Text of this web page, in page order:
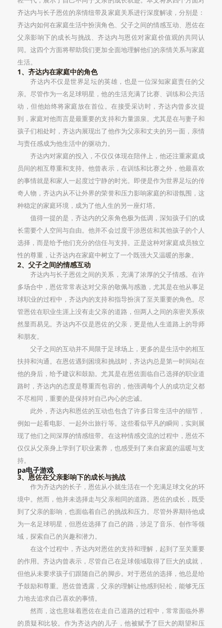
齐达内与长子恩佐的亲情纽带及家庭关系进行深度解读，分别是：
齐达内如何在家庭生活中扮演角色、父子之间的情感互动、恩佐在
父亲影响下的成长与挑战、齐达内与恩佐对家庭价值观的共同认
同。这四个方面将帮助我们更加全面地理解他们的亲情关系与家庭
生活。
1、齐达内在家庭中的角色
齐达内不仅是世界足坛的英雄，也是一位深知家庭责任的父
亲。尽管作为一名足球明星，他的生活充满了比赛、训练和公共活
动，但他始终将家庭放在首位。在接受采访时，齐达内曾多次提
到，家庭对他而言是最重要的支持和力量源泉。尤其是在与妻子和
孩子们相处时，齐达内展现出了他作为父亲和丈夫的另一面，亲情
与责任感成为他生活中的驱动力。
齐达内对家庭的投入，不仅仅体现在陪伴上，他还注重家庭成
员间的相互尊重和支持。他曾表示，在训练和比赛之外，他最喜欢
的事情就是和家人一起度过宁静的时光。即便是作为世界足坛的传
奇人物，齐达内从不让外界的荣誉和压力影响家庭的和谐氛围，这
种稳定的家庭环境，成为了他人生的另一座灯塔。
值得一提的是，齐达内的父亲角色极为低调，深知孩子们的成
长需要个人空间与自由。他并不会过度干涉恩佐和其他孩子的个人
选择，而是给予他们充分的信任与支持。正是这种对家庭成员独立
性的尊重，让齐达内在家庭中树立了一个既强大又温暖的形象。
2、父子之间的情感互动
齐达内与长子恩佐之间的关系，充满了浓厚的父子情感。在许
多场合中，恩佐常常表达对父亲的敬佩与感激，尤其是在他从事足
球职业的过程中，齐达内的支持和指导扮演了至关重要的角色。尽
管恩佐在职业生涯上没有走父亲的道路，但两人之间的亲密关系依
然显而易见。齐达内不仅是恩佐的父亲，更是他人生道路上的导师
和朋友。
父子之间的互动并不局限于足球场上，更多的是生活中的相互
扶持和沟通。在恩佐遇到困境和挑战时，齐达内总是第一时间站在
他的身后，给予建议和鼓励。尤其是在恩佐面临自己选择的职业道
路时，齐达内的态度是尊重而包容的，他强调每个人的成功定义都
不尽相同，重要的是保持对自己内心的忠诚。
此外，齐达内和恩佐的互动也包含了许多日常生活中的细节，
例如一起看电影、一起外出旅行等。这些看似平凡的瞬间，实则展
现了他们之间深厚的情感纽带。在这种情感交流的过程中，恩佐不
仅仅从父亲身上学到了职业素养，也感受到了来自家庭的温暖与支
持。
pa电子游戏
3、恩佐在父亲影响下的成长与挑战
作为齐达内的长子，恩佐从小就生活在一个充满足球文化的环
境中。然而，他并未选择走与父亲相同的道路。恩佐的成长，既受
到了父亲的影响，也面临着自己的挑战和压力。尽管外界期待他成
为一名足球明星，但恩佐选择了自己的路，涉足了音乐、创作等领
域，探索自己的兴趣和潜力。
在这个过程中，齐达内对恩佐的支持和理解，起到了至关重要
的作用。齐达内曾表示，尽管自己在足球领域取得了巨大的成就，
但他从未要求孩子们跟随自己的脚步。对于恩佐的选择，他总是给
予鼓励和尊重。恩佐曾透露，父亲的理解让他感到轻松，能够无压
力地去追求自己喜欢的事情。
然而，这也意味着恩佐在走自己道路的过程中，常常面临外界
的质疑和比较。作为齐达内的儿子，他被赋予了巨大的期望和压